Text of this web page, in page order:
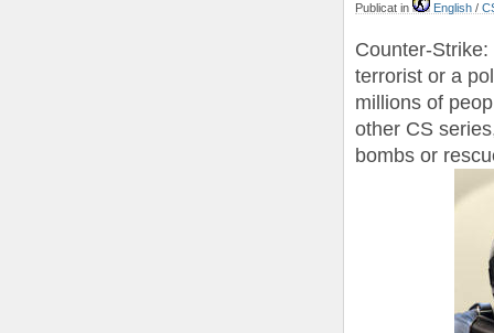
Publicat in English /
Counter-
terrorist or a
millions of
other CS
bombs or